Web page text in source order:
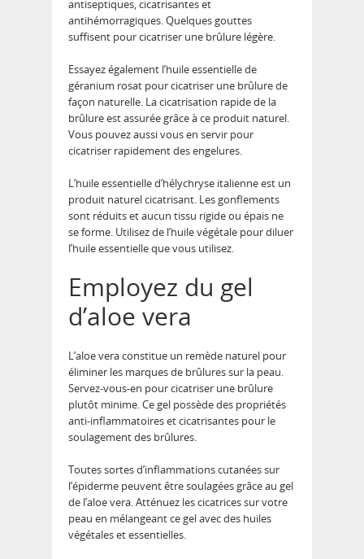
antiseptiques, cicatrisantes et
antihémorragiques. Quelques gouttes
suffisent pour cicatriser une brûlure légère.
Essayez également l’huile essentielle de
géranium rosat pour cicatriser une brûlure de
façon naturelle. La cicatrisation rapide de la
brûlure est assurée grâce à ce produit naturel.
Vous pouvez aussi vous en servir pour
cicatriser rapidement des engelures.
L’huile essentielle d’hélychryse italienne est un
produit naturel cicatrisant. Les gonflements
sont réduits et aucun tissu rigide ou épais ne
se forme. Utilisez de l’huile végétale pour diluer
l’huile essentielle que vous utilisez.
Employez du gel
d’aloe vera
L’aloe vera constitue un remède naturel pour
éliminer les marques de brûlures sur la peau.
Servez-vous-en pour cicatriser une brûlure
plutôt minime. Ce gel possède des propriétés
anti-inflammatoires et cicatrisantes pour le
soulagement des brûlures.
Toutes sortes d’inflammations cutanées sur
l’épiderme peuvent être soulagées grâce au gel
de l’aloe vera. Atténuez les cicatrices sur votre
peau en mélangeant ce gel avec des huiles
végétales et essentielles.